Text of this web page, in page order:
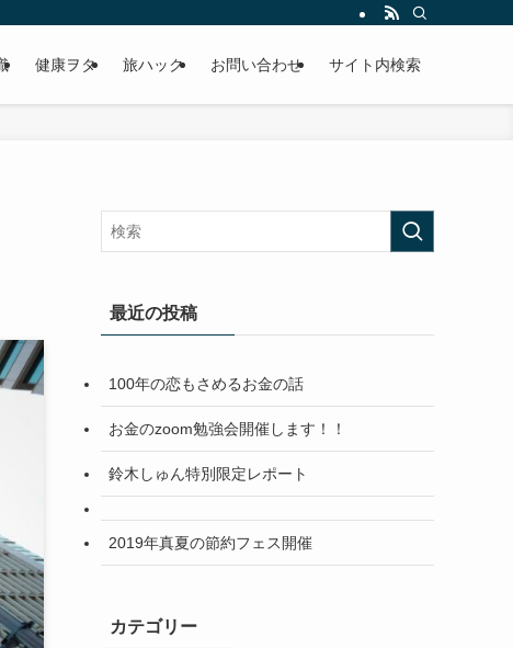
健康ヲタ 旅ハック お問い合わせ サイト内検索
最近の投稿
100年の恋もさめるお金の話
お金のzoom勉強会開催します！！
鈴木しゅん特別限定レポート
2019年真夏の節約フェス開催
カテゴリー